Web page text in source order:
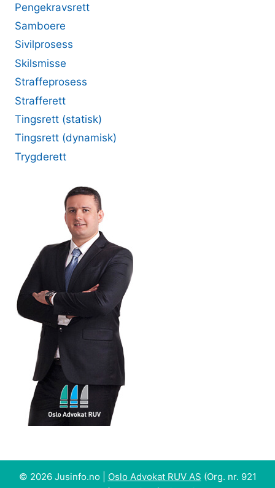
Pengekravsrett
Samboere
Sivilprosess
Skilsmisse
Straffeprosess
Strafferett
Tingsrett (statisk)
Tingsrett (dynamisk)
Trygderett
© 2026 Jusinfo.no | Oslo Advokat RUV AS (Org. nr. 921